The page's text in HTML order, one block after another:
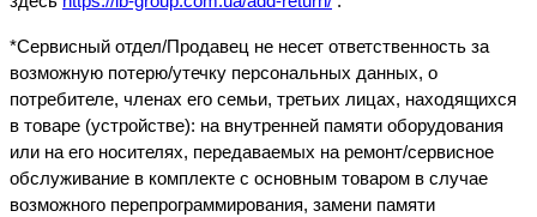
*Сервисный отдел/Продавец не несет ответственность за
возможную потерю/утечку персональных данных, о
потребителе, членах его семьи, третьих лицах, находящихся
в товаре (устройстве): на внутренней памяти оборудования
или на его носителях, передаваемых на ремонт/сервисное
обслуживание в комплекте с основным товаром в случае
возможного перепрограммирования, замени памяти